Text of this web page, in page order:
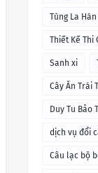
Tùng La Hán
Thiết Kế Thi
Sanh xi
Cây Ăn Trái
Duy Tu Bảo
dịch vụ đổi
Câu lạc bộ